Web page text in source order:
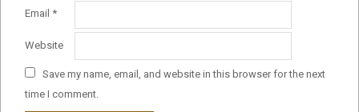
Email *
Website
Save my name, email, and website in this browser for the next
time I comment.